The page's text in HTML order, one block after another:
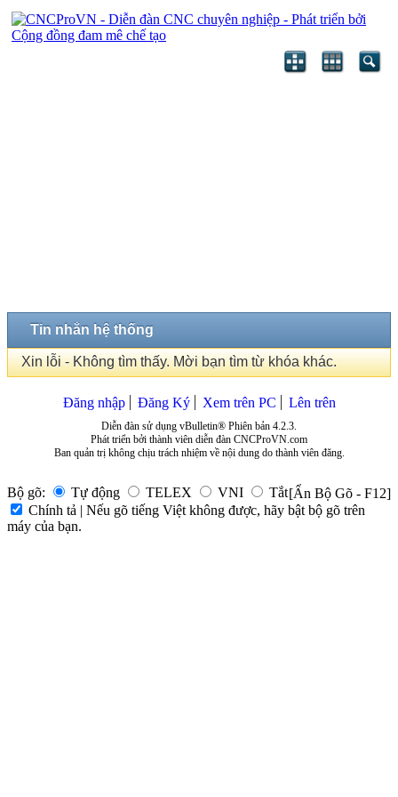
Tin nhắn hệ thống
Xin lỗi - Không tìm thấy. Mời bạn tìm từ khóa khác.
Đăng nhập Đăng Ký Xem trên PC Lên trên
Diễn đàn sử dụng vBulletin® Phiên bản 4.2.3.
Phát triển bởi thành viên diễn đàn CNCProVN.com
Ban quản trị không chịu trách nhiệm về nội dung do thành viên đăng.
Bộ gõ: Tự động TELEX VNI Tắt[Ẩn Bộ Gõ - F12]
Chính tả | Nếu gõ tiếng Việt không được, hãy bật bộ gõ trên
máy của bạn.